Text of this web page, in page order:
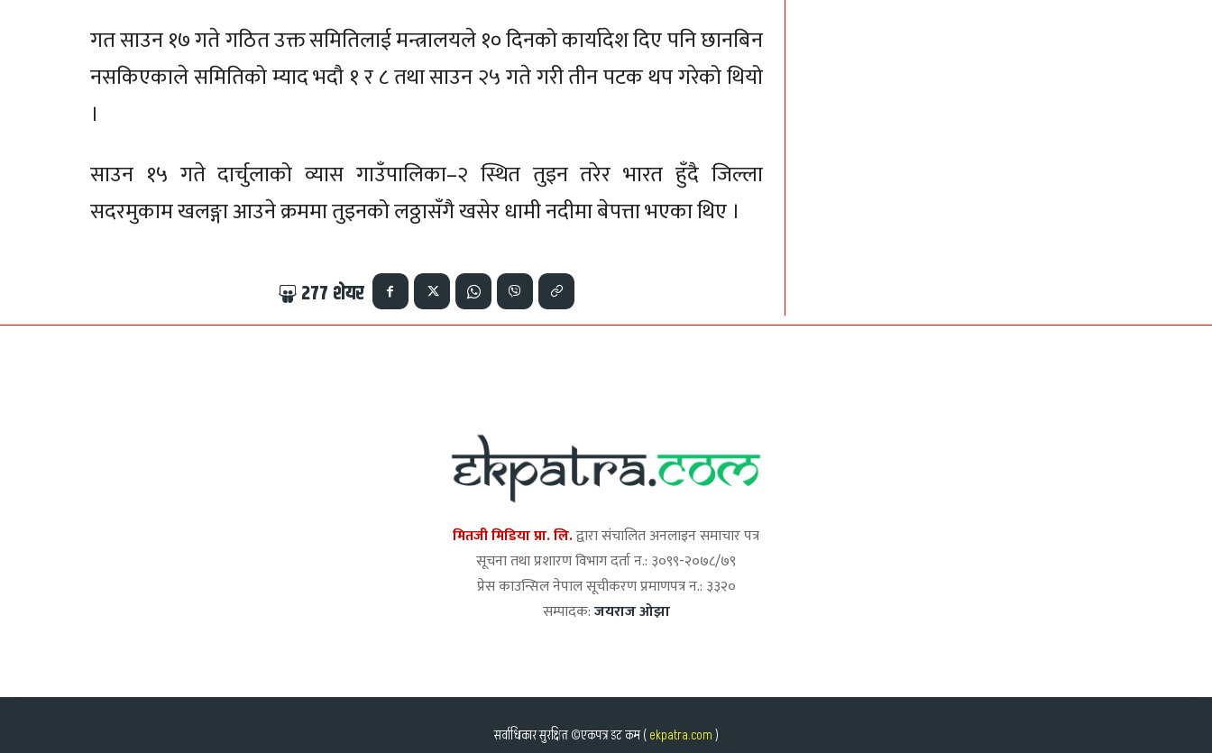
गत साउन १७ गते गठित उक्त समितिलाई मन्त्रालयले १० दिनको कार्यादेश दिए पनि छानबिन
नसकिएकाले समितिको म्याद भदौ १ र ८ तथा साउन २५ गते गरी तीन पटक थप गरेको थियो
।
साउन १५ गते दार्चुलाको व्यास गाउँपालिका–२ स्थित तुइन तरेर भारत हुँदै जिल्ला
सदरमुकाम खलङ्गा आउने क्रममा तुइनको लठ्ठासँगै खसेर धामी नदीमा बेपत्ता भएका थिए ।
277 शेयर
मितजी मिडिया प्रा. लि.द्वारा संचालित अनलाइन समाचार पत्र
सूचना तथा प्रशारण विभाग दर्ता न.: ३०९९-२०७८/७९
प्रेस काउन्सिल नेपाल सूचीकरण प्रमाणपत्र न.: ३३२०
सम्पादक:जयराज ओझा
सर्वाधिकार सुरक्षित ©एकपत्र डट कम (ekpatra.com)